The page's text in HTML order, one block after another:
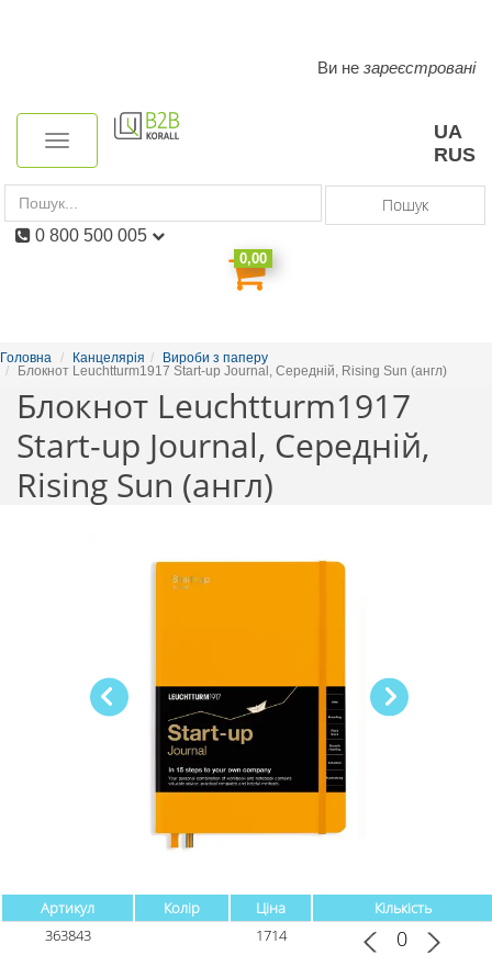
navigation
Toggle
UA
RUS
Пошук
0,00
Ви не зареєстровані
0 800 500 005
Головна Канцелярія
Вироби з паперу
Блокнот Leuchtturm1917 Start-up Journal, Середній, Rising Sun (англ)
Блокнот Leuchtturm1917
Start-up Journal, Середній,
Rising Sun (англ)
Артикул Колір Ціна
Кількість
363843
1714